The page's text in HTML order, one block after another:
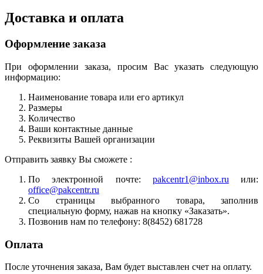
Доставка и оплата
Оформление заказа
При оформлении заказа, просим Вас указать следующую
информацию:
Наименование товара или его артикул
Размеры
Количество
Ваши контактные данные
Реквизиты Вашей организации
Отправить заявку Вы сможете :
По электронной почте: pakcentr1@inbox.ru или:
office@pakcentr.ru
Со страницы выбранного товара, заполнив
специальную форму, нажав на кнопку «Заказать».
Позвонив нам по телефону: 8(8452) 681728
Оплата
После уточнения заказа, Вам будет выставлен счет на оплату.